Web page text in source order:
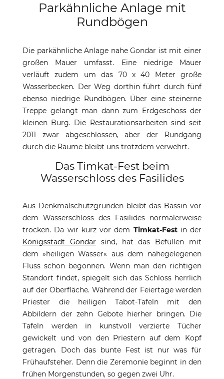
Parkähnliche Anlage mit
Rundbögen
Die parkähnliche Anlage nahe Gondar ist mit einer
großen Mauer umfasst. Eine niedrige Mauer
verläuft zudem um das 70 x 40 Meter große
Wasserbecken. Der Weg dorthin führt durch fünf
ebenso niedrige Rundbögen. Über eine steinerne
Treppe gelangt man dann zum Erdgeschoss der
kleinen Burg. Die Restaurationsarbeiten sind seit
2011 zwar abgeschlossen, aber der Rundgang
durch die Räume bleibt uns trotzdem verwehrt.
Das Timkat-Fest beim
Wasserschloss des Fasilides
Aus Denkmalschutzgründen bleibt das Bassin vor
dem Wasserschloss des Fasilides normalerweise
trocken. Da wir kurz vor dem Timkat-Festin der
Königsstadt Gondar sind, hat das Befüllen mit
dem »heiligen Wasser« aus dem nahegelegenen
Fluss schon begonnen. Wenn man den richtigen
Standort findet, spiegelt sich das Schloss herrlich
auf der Oberfläche. Während der Feiertage werden
Priester die heiligen Tabot-Tafeln mit den
Abbildern der zehn Gebote hierher bringen. Die
Tafeln werden in kunstvoll verzierte Tücher
gewickelt und von den Priestern auf dem Kopf
getragen. Doch das bunte Fest ist nur was für
Frühaufsteher. Denn die Zeremonie beginnt in den
frühen Morgenstunden, so gegen zwei Uhr.